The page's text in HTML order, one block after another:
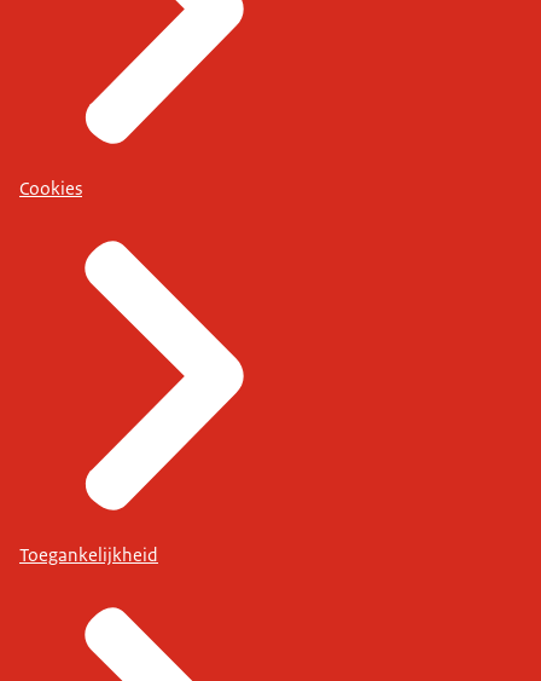
Cookies
Toegankelijkheid